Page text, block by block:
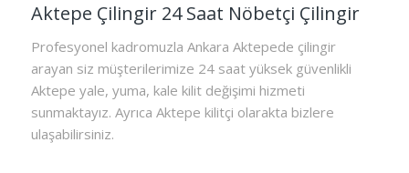
Aktepe Çilingir 24 Saat Nöbetçi Çilingir
Profesyonel kadromuzla Ankara Aktepede çilingir
arayan siz müşterilerimize 24 saat yüksek güvenlikli
Aktepe yale, yuma, kale kilit değişimi hizmeti
sunmaktayız. Ayrıca Aktepe kilitçi olarakta bizlere
ulaşabilirsiniz.